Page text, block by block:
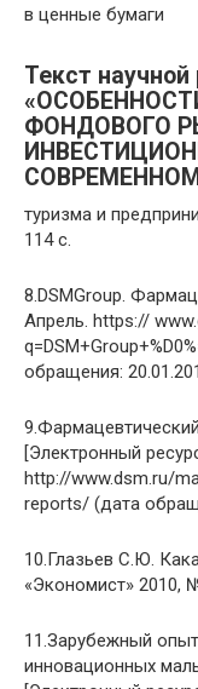
в ценные бумаги
Текст
ФОНДОВОГО
туризма и
114 с.
8.DSMGroup.
Апрель. https://
обращения:
[Электронный
http://www.dsm.ru/
reports/ (дата
10.Глазьев С.Ю.
«Экономист» 2010,
11.Зарубежный
инновационных